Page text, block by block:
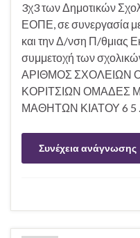
3χ3 των Δημοτικών
ΕΟΠΕ, σε συνεργασία
και την Δ/νση Π/θμιας
συμμετοχή των
ΑΡΙΘΜΟΣ ΣΧΟΛΕΙΩΝ
ΚΟΡΙΤΣΙΩΝ ΟΜΑΔΕΣ
ΜΑΘΗΤΩΝ ΚΙΑΤΟΥ 6 5 …
Συνέχεια ανάγνωσης